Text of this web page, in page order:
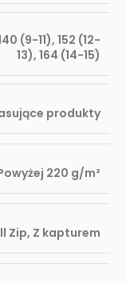
(9-11), 152 (12-
13), 164 (14-15)
produkty
220 g/m²
Zip, Z kapturem